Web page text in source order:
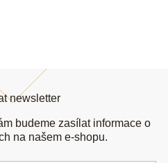
newsletter
budeme zasílat informace o
na našem e-shopu.